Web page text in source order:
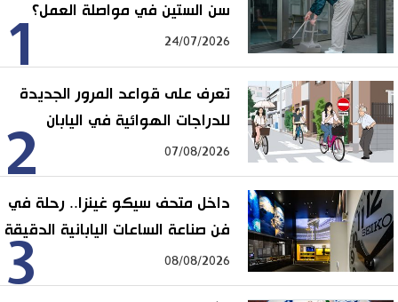
1سن الستين في مواصلة العمل؟
24/07/2026
2
تعرف على قواعد المرور الجديدة
للدراجات الهوائية في اليابان
07/08/2026
3
داخل متحف سيكو غينزا.. رحلة في
فن صناعة الساعات اليابانية الدقيقة
08/08/2026